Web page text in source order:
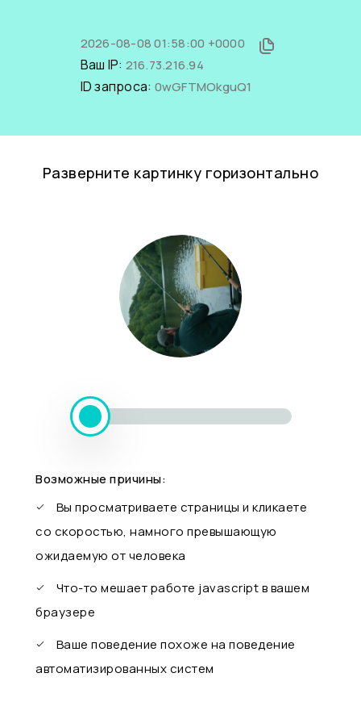
2026-08-08 01:58:00 +0000
Ваш IP: 216.73.216.94
ID запроса: 0wGFTMOkguQ1
Разверните картинку горизонтально
Возможные причины:
Вы просматриваете страницы и кликаете
со скоростью, намного превышающую
ожидаемую от человека
Что-то мешает работе javascript в вашем
браузере
Ваше поведение похоже на поведение
автоматизированных систем